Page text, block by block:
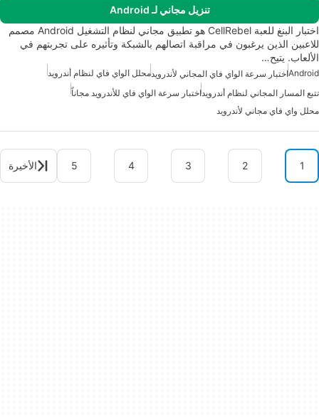
تنزيل مجاني لـ Android
اختبار البنغ للعبة CellRebel هو تطبيق مجاني لنظام التشغيل Android مصمم
للاعبين الذين يرغبون في مراقبة اتصالهم بالشبكة وتأثيره على تجربتهم في
الألعاب. يتيح…
Androidاختبار سرعة الواي فاي المجاني لأندرويدمحلل الواي فاي لنظام أندرويد
تتبع المسار المجاني لنظام أندرويداختبار سرعة الواي فاي للأندرويد مجاناً
محلل واي فاي مجاني لأندرويد
1
2
3
4
5 الأخيرة